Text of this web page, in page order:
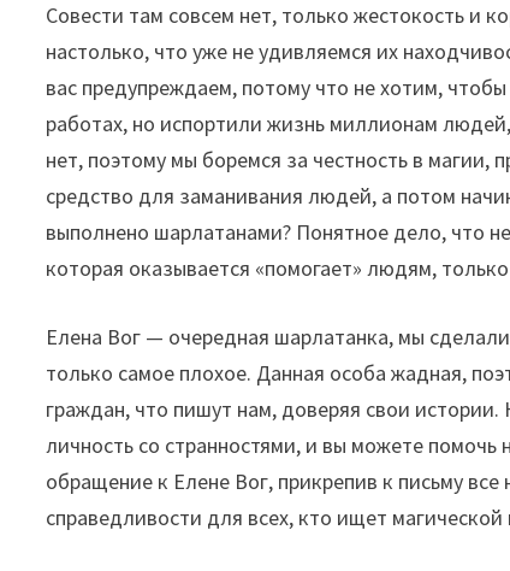
Совести там совсем нет, только жестокость и
настолько, что уже не удивляемся их
вас предупреждаем, потому что не хотим,
работах, но испортили жизнь миллионам
нет, поэтому мы боремся за честность в магии,
средство для заманивания людей, а потом
выполнено шарлатанами? Понятное дело, что
которая оказывается «помогает» людям,
Елена Вог — очередная шарлатанка, мы
только самое плохое. Данная особа жадная,
граждан, что пишут нам, доверяя свои
личность со странностями, и вы можете
обращение к Елене Вог, прикрепив к письму
справедливости для всех, кто ищет